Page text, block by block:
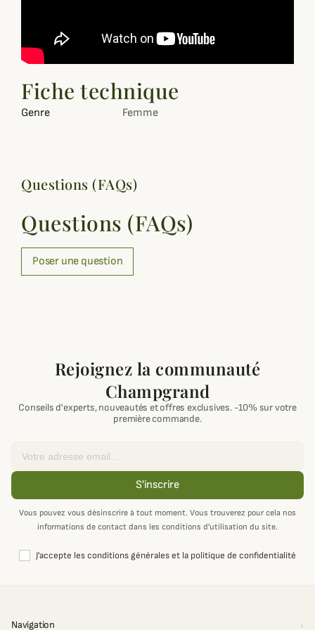
Fiche technique
Genre Femme
Questions (FAQs)
Questions (FAQs)
Poser une question
Rejoignez la communauté
Champgrand
Conseils d'experts, nouveautés et offres exclusives. -10% sur votre
première commande.
S'inscrire
Vous pouvez vous désinscrire à tout moment. Vous trouverez pour cela nos
informations de contact dans les conditions d'utilisation du site.
J'accepte les conditions générales et la politique de confidentialité
Navigation